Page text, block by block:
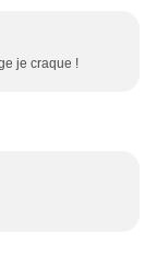
je craque !